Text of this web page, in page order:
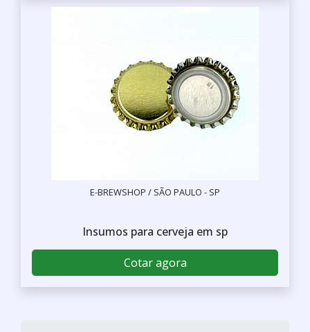
E-BREWSHOP / SÃO PAULO - SP
Insumos para cerveja em sp
Cotar agora